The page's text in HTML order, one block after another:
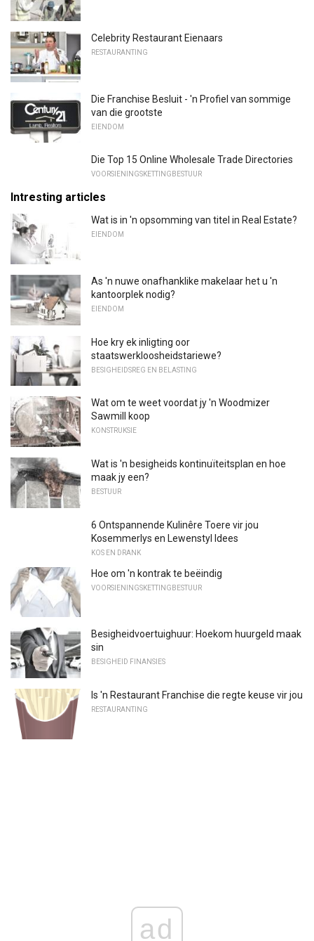
Celebrity Restaurant Eienaars
RESTAURANTING
Die Franchise Besluit - 'n Profiel van sommige
van die grootste
EIENDOM
Die Top 15 Online Wholesale Trade Directories
VOORSIENINGSKETTINGBESTUUR
Intresting articles
Wat is in 'n opsomming van titel in Real Estate?
EIENDOM
As 'n nuwe onafhanklike makelaar het u 'n
kantoorplek nodig?
EIENDOM
Hoe kry ek inligting oor
staatswerkloosheidstariewe?
BESIGHEIDSREG EN BELASTING
Wat om te weet voordat jy 'n Woodmizer
Sawmill koop
KONSTRUKSIE
Wat is 'n besigheids kontinuïteitsplan en hoe
maak jy een?
BESTUUR
6 Ontspannende Kulinêre Toere vir jou
Kosemmerlys en Lewenstyl Idees
KOS EN DRANK
Hoe om 'n kontrak te beëindig
VOORSIENINGSKETTINGBESTUUR
Besigheidvoertuighuur: Hoekom huurgeld maak
sin
BESIGHEID FINANSIES
Is 'n Restaurant Franchise die regte keuse vir jou
RESTAURANTING
ad